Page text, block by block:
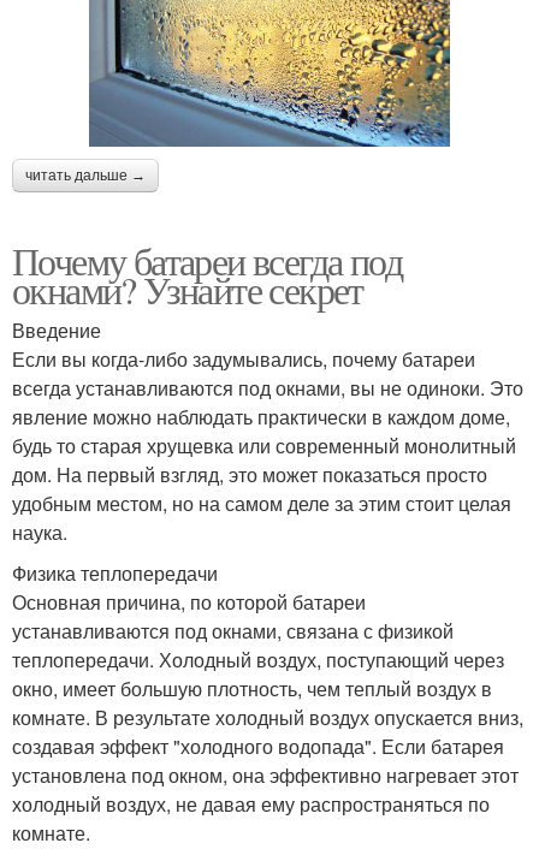
читать дальше →
Почему батареи всегда под
окнами? Узнайте секрет
Введение
Если вы когда-либо задумывались, почему батареи
всегда устанавливаются под окнами, вы не одиноки. Это
явление можно наблюдать практически в каждом доме,
будь то старая хрущевка или современный монолитный
дом. На первый взгляд, это может показаться просто
удобным местом, но на самом деле за этим стоит целая
наука.
Физика теплопередачи
Основная причина, по которой батареи
устанавливаются под окнами, связана с физикой
теплопередачи. Холодный воздух, поступающий через
окно, имеет большую плотность, чем теплый воздух в
комнате. В результате холодный воздух опускается вниз,
создавая эффект "холодного водопада". Если батарея
установлена под окном, она эффективно нагревает этот
холодный воздух, не давая ему распространяться по
комнате.